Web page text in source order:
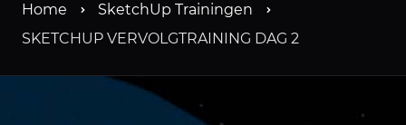
Home
SketchUp Trainingen
SKETCHUP VERVOLGTRAINING DAG 2